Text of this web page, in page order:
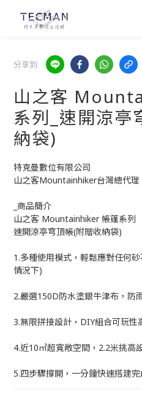
分享到
山之客
系列_速開涼亭
納袋)
特克曼數位有限公司
山之客Mountainhiker台灣總代理
_商品簡介
山之客 Mountainhiker 帳篷系列
速開涼亭穹頂帳(附贈收納袋)
1.多種使用模式，輕鬆應對任何
情況下)
2.嚴選150D防水塗銀牛津布，防
3.無限拼接設計，DIY組合可玩
4.近10㎡超寬敞空間，2.2米挑高
5.四步驟撐開，一分鐘快速搭建